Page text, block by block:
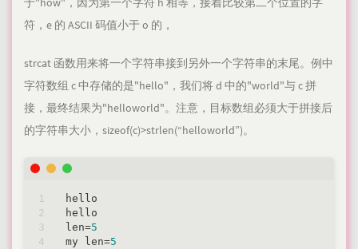
符，e 的 ASCII 码值小于 o 的，
strcat 函数用来将一个字符串接到另外一个字符串的末尾。例中
字符数组 c 中存储的是"hello"，我们将 d 中的"world"与 c 拼
接，最终结果为"helloworld"。注意，目标数组必须大于拼接后
的字符串大小，sizeof(c)>strlen(“helloworld”)。
hello
hello
len=5
my len=5